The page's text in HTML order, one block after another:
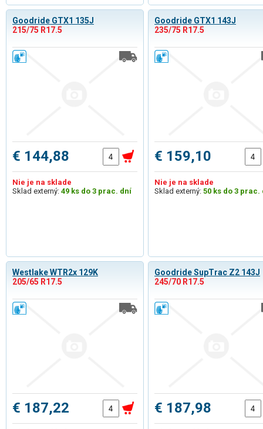
Goodride GTX1 135J
215/75 R17.5
€ 144,88
Nie je na sklade
Sklad externý: 49 ks do 3 prac. dní
Goodride GTX1 143J
235/75 R17.5
€ 159,10
Nie je na sklade
Sklad externý: 50 ks do 3 prac.
Westlake WTR2x 129K
205/65 R17.5
€ 187,22
Goodride SupTrac Z2 143J
245/70 R17.5
€ 187,98